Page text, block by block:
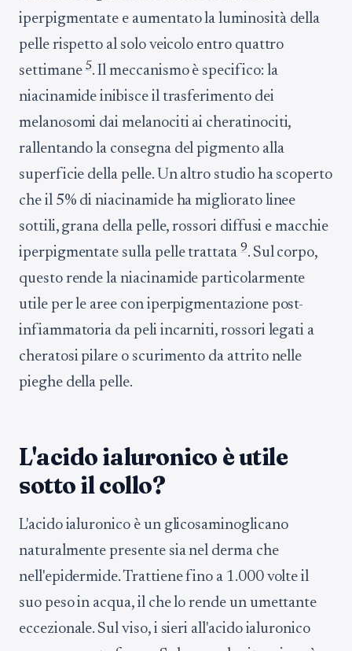
iperpigmentate e aumentato la luminosità della
pelle rispetto al solo veicolo entro quattro
settimane5. Il meccanismo è specifico: la
niacinamide inibisce il trasferimento dei
melanosomi dai melanociti ai cheratinociti,
rallentando la consegna del pigmento alla
superficie della pelle. Un altro studio ha scoperto
che il 5% di niacinamide ha migliorato linee
sottili, grana della pelle, rossori diffusi e macchie
iperpigmentate sulla pelle trattata 9. Sul corpo,
questo rende la niacinamide particolarmente
utile per le aree con iperpigmentazione post-
infiammatoria da peli incarniti, rossori legati a
cheratosi pilare o scurimento da attrito nelle
pieghe della pelle.
L'acido ialuronico è utile
sotto il collo?
L'acido ialuronico è un glicosaminoglicano
naturalmente presente sia nel derma che
nell'epidermide. Trattiene fino a 1.000 volte il
suo peso in acqua, il che lo rende un umettante
eccezionale. Sul viso, i sieri all'acido ialuronico